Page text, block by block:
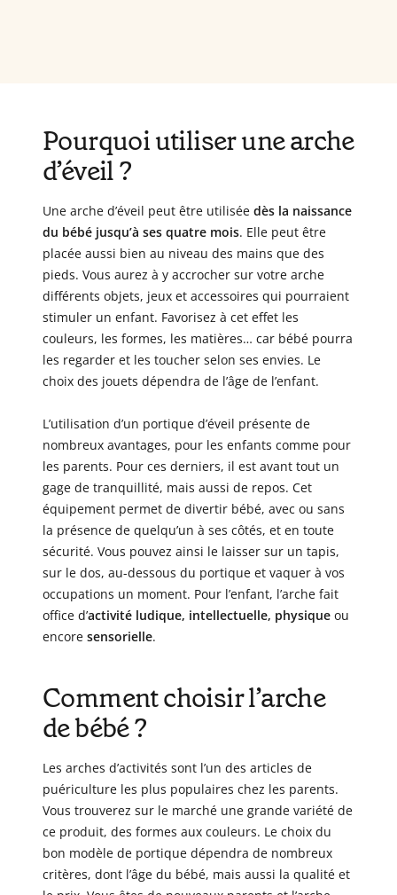
Pourquoi utiliser une arche
d’éveil ?
Une arche d’éveil peut être utilisée dès la naissance
du bébé jusqu’à ses quatre mois. Elle peut être
placée aussi bien au niveau des mains que des
pieds. Vous aurez à y accrocher sur votre arche
différents objets, jeux et accessoires qui pourraient
stimuler un enfant. Favorisez à cet effet les
couleurs, les formes, les matières… car bébé pourra
les regarder et les toucher selon ses envies. Le
choix des jouets dépendra de l’âge de l’enfant.
L’utilisation d’un portique d’éveil présente de
nombreux avantages, pour les enfants comme pour
les parents. Pour ces derniers, il est avant tout un
gage de tranquillité, mais aussi de repos. Cet
équipement permet de divertir bébé, avec ou sans
la présence de quelqu’un à ses côtés, et en toute
sécurité. Vous pouvez ainsi le laisser sur un tapis,
sur le dos, au-dessous du portique et vaquer à vos
occupations un moment. Pour l’enfant, l’arche fait
office d’activité ludique, intellectuelle, physique ou
encore sensorielle.
Comment choisir l’arche
de bébé ?
Les arches d’activités sont l’un des articles de
puériculture les plus populaires chez les parents.
Vous trouverez sur le marché une grande variété de
ce produit, des formes aux couleurs. Le choix du
bon modèle de portique dépendra de nombreux
critères, dont l’âge du bébé, mais aussi la qualité et